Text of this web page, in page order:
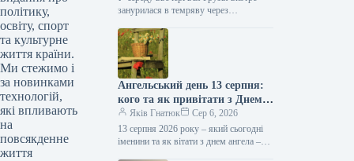
політику,
освіту, спорт
та культурне
життя країни.
Ми стежимо і
за новинками
технологій,
які впливають
на
повсякденне
життя
занурилася в темряву через
третім повним припиненням
електропостачання в країні за останні
два тижні.…
Ангельський день 13 серпня:
кого та як привітати з Днем
ангела
Яків Гнатюк
Сер 6, 2026
13 серпня 2026 року – який сьогодні
іменини та як вітати з днем ангела –